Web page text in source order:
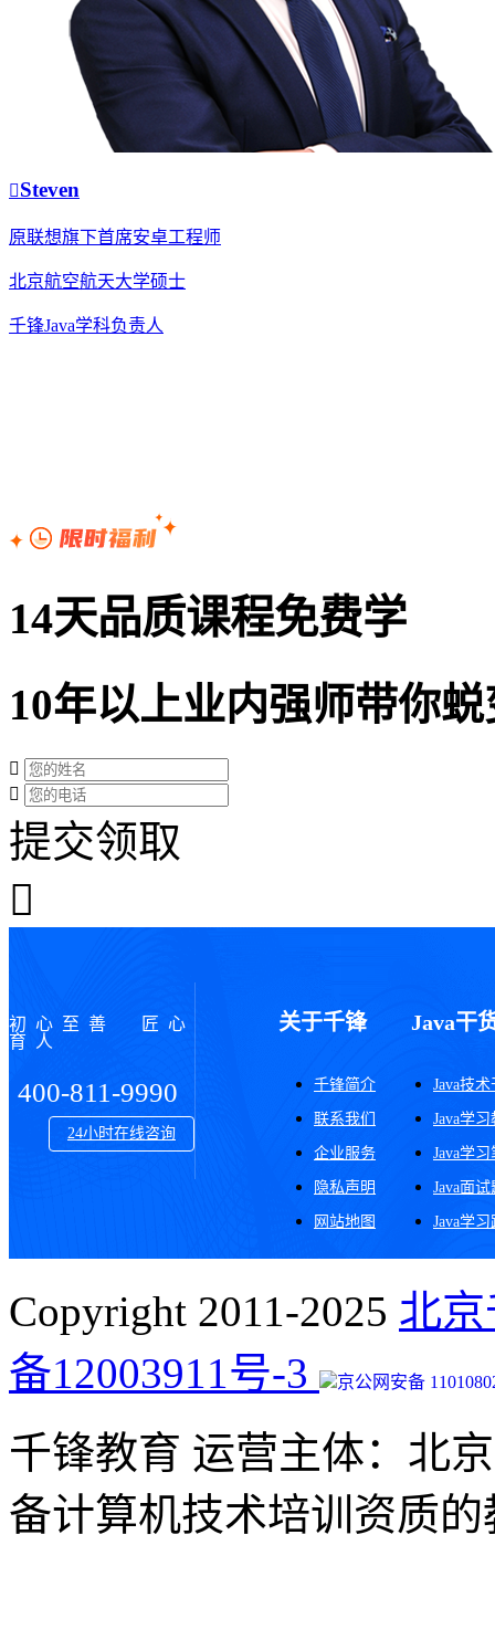
Steven
原联想旗下首席安卓工程师
北京航空航天大学硕士
千锋Java学科负责人
14天品质课程免费学
10年以上业内强师带你
提交领取
初心至善 匠心
育人
400-811-9990
24小时在线咨询
关于千锋
千锋简介
联系我们
企业服务
隐私声明
网站地图
Java干
Java技
Java学
Java学
Java面
Java学
Copyright 2011-2025 北
备12003911号-3
京公网安备
千锋教育 运营主体：北
备计算机技术培训资质